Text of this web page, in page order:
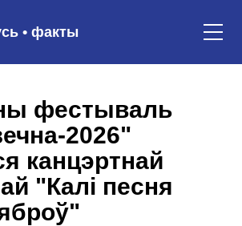
• факты
фестываль
2026"
канцэртнай
"Калі песня